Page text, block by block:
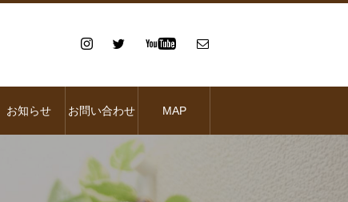
お知らせ お問い合わせ MAP